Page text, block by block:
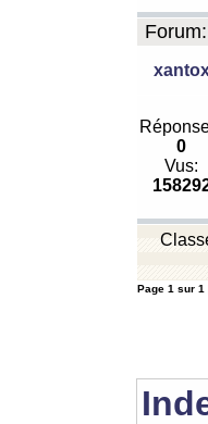
Forum:
0
Vus:
Page 1 sur 1